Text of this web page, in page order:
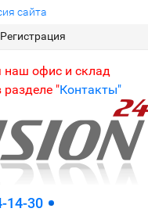
сайта
Регистрация
наш офис и склад
разделе "Контакты"
14-30